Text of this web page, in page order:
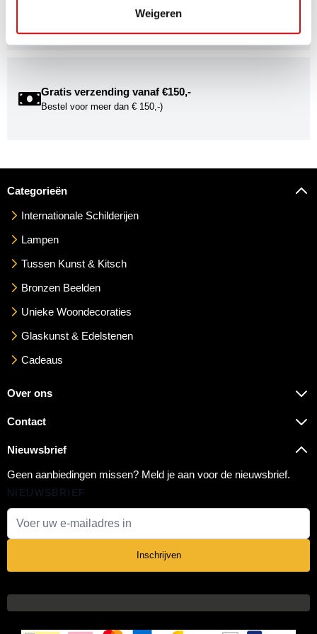
Weigeren
exclusieve uitnodigingen voor exposities én ontdek de
Gratis verzending vanaf €150,-
Bestel voor meer dan € 150,-)
Categorieën
Internationale Schilderijen
Lampen
Tussen Kunst & Kitsch
Bronzen Beelden
Unieke Woondecoraties
Glaskunst & Edelstenen
Cadeaus
Over ons
Contact
Nieuwsbrief
Geen aanbiedingen missen? Meld je aan voor de nieuwsbrief.
NIEUWSBRIEF
Inschrijven